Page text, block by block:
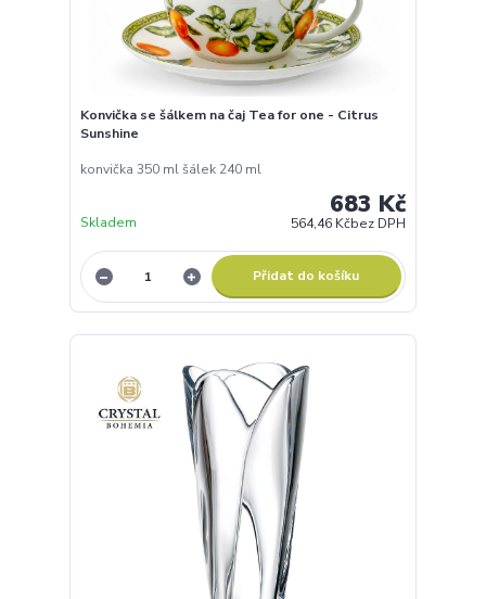
Konvička se šálkem na čaj Tea for one - Citrus
Sunshine
konvička 350 ml šálek 240 ml
683 Kč
564,46 Kčbez DPH
Skladem
Přidat do košíku